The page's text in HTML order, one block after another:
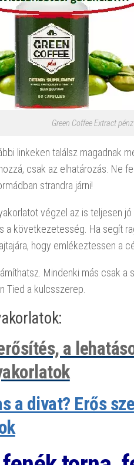
Green Coffee Extract
linkeken találsz magadnak
csak az elhatározás. Ne
strandra járni!
végzel az is teljesen
a következetesség. Ha segít
hogy emlékeztessen a
Mindenki más csak a
Tied a kulcsszerep.
a
a divat? Erős